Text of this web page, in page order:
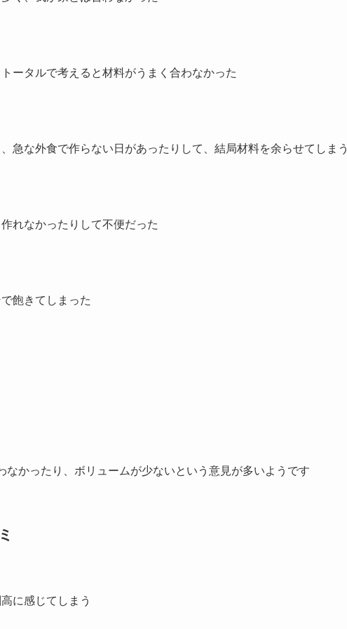
ータルで考えると材料がうまく合わなかった
急な外食で作らない日があったりして、結局材料を余らせてしまう
れなかったりして不便だった
で飽きてしまった
なかったり、 ボリュームが少ないという意見が多いようです
に感じてしまう